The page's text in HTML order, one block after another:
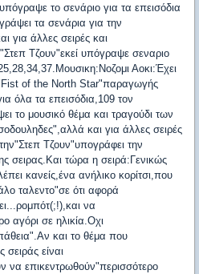
το σενάριο για τα επεισόδια
τα σενάρια για την
για άλλες σειρές και
Τζουν"εκεί υπόγραψε σεναριο
Αοκι:Έχει
of the North Star"παραγωγής
όλα τα επεισόδια,109 τον
το μουσικό θέμα και τραγούδι των
και για άλλες σειρές
Τζουν"υπογράφει την
σειρας.Και τώρα η σειρά:Γενικώς
κανείς,ένα ανήλικο κορίτσι,που
ταλεντο"σε ότι αφορά
να
αγόρι σε ηλικία.Οχι
και το θέμα που
σειράς είναι
να επικεντρωθούν"περισσότερο